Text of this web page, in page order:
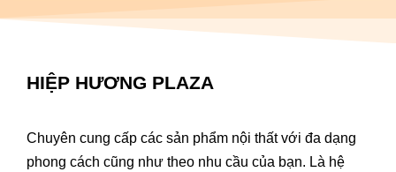
HIỆP HƯƠNG PLAZA
Chuyên cung cấp các sản phẩm nội thất với đa dạng
phong cách cũng như theo nhu cầu của bạn. Là hệ